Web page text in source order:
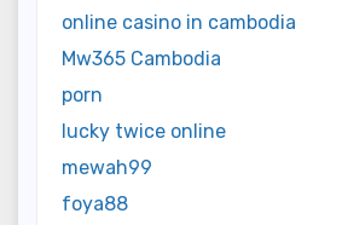
online casino in cambodia
Mw365 Cambodia
porn
lucky twice online
mewah99
foya88